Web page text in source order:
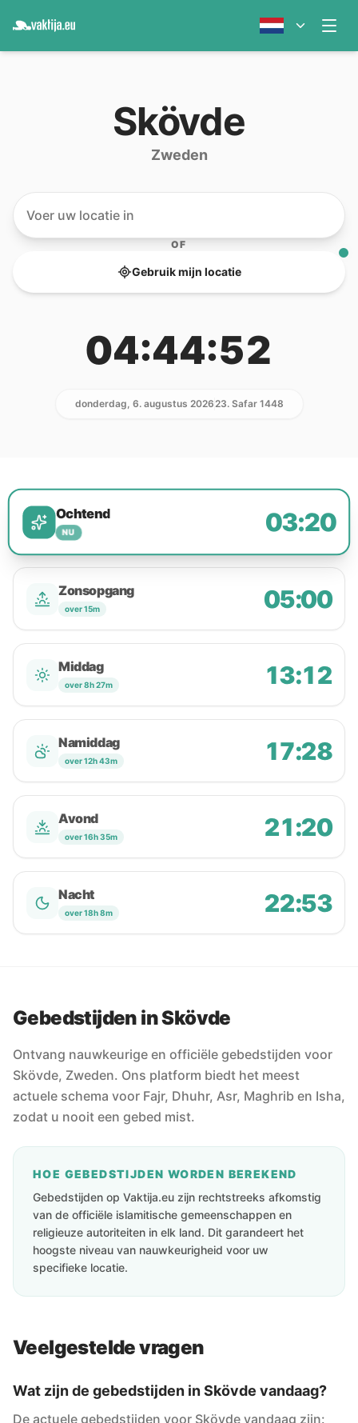
Skövde
Zweden
OF
Gebruik mijn locatie
04:44:52
donderdag, 6. augustus 202623. Safar 1448
Ochtend
NU 03:20
Zonsopgang
over 15m 05:00
Middag
over 8h 27m 13:12
Namiddag
over 12h 43m 17:28
Avond
over 16h 35m 21:20
Nacht
over 18h 8m 22:53
Gebedstijden in Skövde
Ontvang nauwkeurige en officiële gebedstijden voor
Skövde, Zweden. Ons platform biedt het meest
actuele schema voor Fajr, Dhuhr, Asr, Maghrib en Isha,
zodat u nooit een gebed mist.
HOE GEBEDSTIJDEN WORDEN BEREKEND
Gebedstijden op Vaktija.eu zijn rechtstreeks afkomstig
van de officiële islamitische gemeenschappen en
religieuze autoriteiten in elk land. Dit garandeert het
hoogste niveau van nauwkeurigheid voor uw
specifieke locatie.
Veelgestelde vragen
Wat zijn de gebedstijden in Skövde vandaag?
De actuele gebedstijden voor Skövde vandaag zijn: